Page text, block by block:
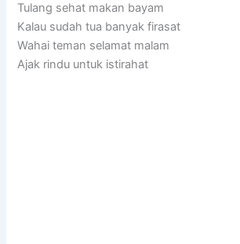
Tulang sehat makan bayam
Kalau sudah tua banyak firasat
Wahai teman selamat malam
Ajak rindu untuk istirahat